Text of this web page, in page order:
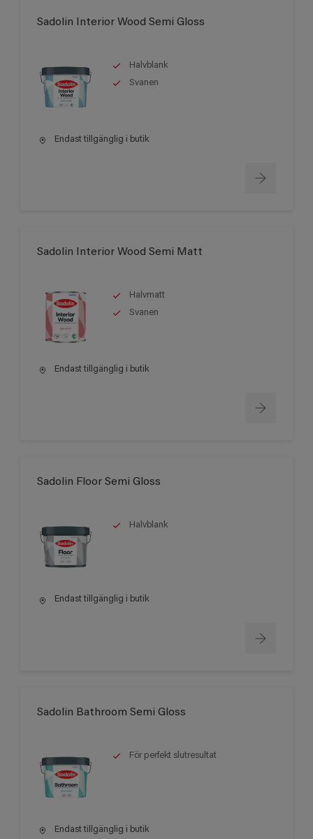
Sadolin Interior Wood Semi Gloss
Halvblank
Svanen
Endast tillgänglig i butik
Sadolin Interior Wood Semi Matt
Halvmatt
Svanen
Endast tillgänglig i butik
Sadolin Floor Semi Gloss
Halvblank
Endast tillgänglig i butik
Sadolin Bathroom Semi Gloss
För perfekt slutresultat
Endast tillgänglig i butik